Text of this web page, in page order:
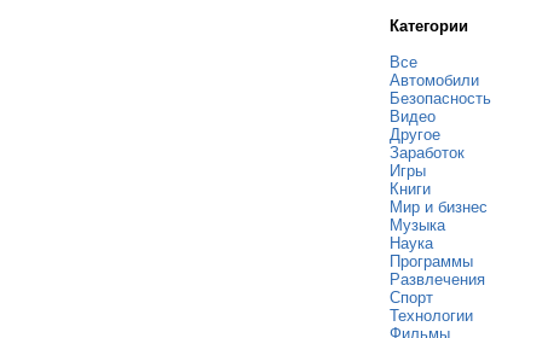
Категории
Все
Автомобили
Безопасность
Видео
Другое
Заработок
Игры
Книги
Мир и бизнес
Музыка
Наука
Программы
Развлечения
Спорт
Технологии
Фильмы